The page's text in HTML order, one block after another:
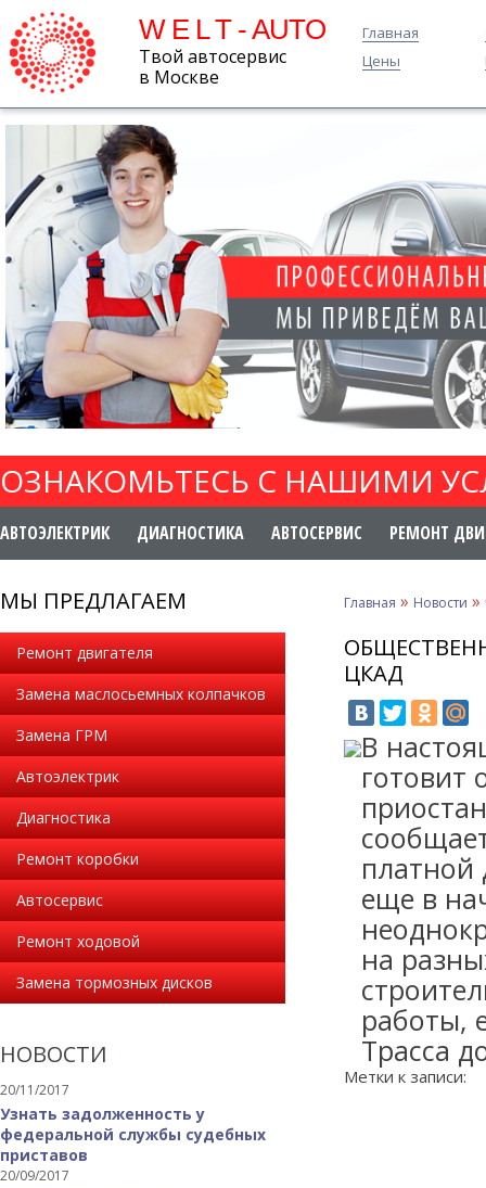
W E L T - AUTO
Твой автосервис
в Москве
Главная
Цены
ОЗНАКОМЬТЕСЬ С НАШИМИ
АВТОЭЛЕКТРИК ДИАГНОСТИКА АВТОСЕРВИС РЕМОНТ
МЫ ПРЕДЛАГАЕМ
Ремонт двигателя
Замена маслосьемных колпачков
Замена ГРМ
Автоэлектрик
Диагностика
Ремонт коробки
Автосервис
Ремонт ходовой
Замена тормозных дисков
НОВОСТИ
20/11/2017
Узнать задолженность у
федеральной службы судебных
приставов
20/09/2017
Главная » Новости »
ЦКАД
В
готовит
платной
еще в
на
работы,
Трасса
Метки к записи: